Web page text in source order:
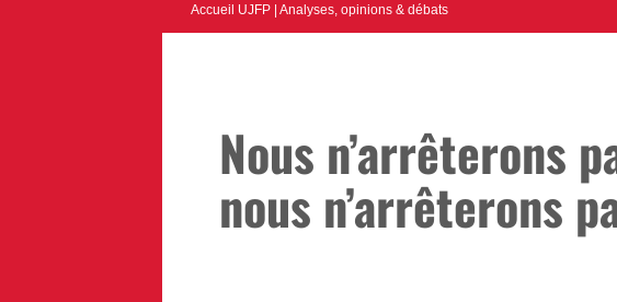
Accueil UJFP |Analyses, opinions & débats
Nous n’arrêterons
nous n’arrêterons